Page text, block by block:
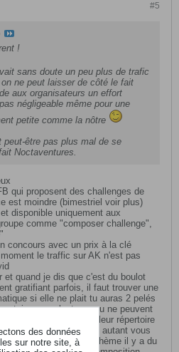
#5
!
sans doute un peu plus de trafic
ne peut laisser de côté le fait
aux organisateurs un effort
négligeable même pour une
petite comme la nôtre
être pas plus mal de se
Noctaventures.
qui proposent des challenges de
est moindre (bimestriel voir plus)
disponible uniquement aux
comme "composer challenge",
concours avec un prix à la clé
le traffic sur AK n'est pas
et quand je dis que c'est du boulot
gratifiant parfois, il faut trouver une
si elle ne plait tu auras 2 pelés
ne veulent pas ou ne peuvent
thème pour sortir de leur répertoire
j'en ai fait plein et autant vous
une compos sur un thème il y a du
des données
sur notre site, à